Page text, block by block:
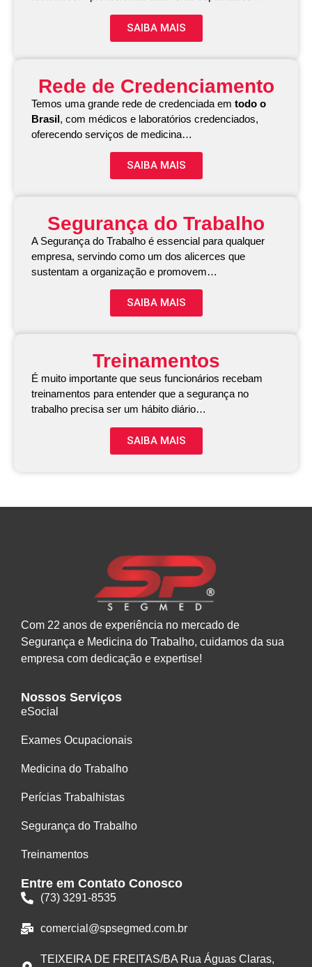
SAIBA MAIS
Rede de Credenciamento
Temos uma grande rede de credenciada em todo o
Brasil, com médicos e laboratórios credenciados,
oferecendo serviços de medicina…
SAIBA MAIS
Segurança do Trabalho
A Segurança do Trabalho é essencial para qualquer
empresa, servindo como um dos alicerces que
sustentam a organização e promovem…
SAIBA MAIS
Treinamentos
É muito importante que seus funcionários recebam
treinamentos para entender que a segurança no
trabalho precisa ser um hábito diário…
SAIBA MAIS
Com 22 anos de experiência no mercado de
Segurança e Medicina do Trabalho, cuidamos da sua
empresa com dedicação e expertise!
Nossos Serviços
eSocial
Exames Ocupacionais
Medicina do Trabalho
Perícias Trabalhistas
Segurança do Trabalho
Treinamentos
Entre em Contato Conosco
(73) 3291-8535
comercial@spsegmed.com.br
TEIXEIRA DE FREITAS/BA Rua Águas Claras,